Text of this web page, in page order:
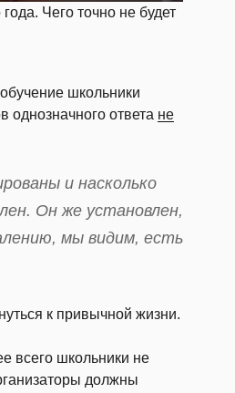
Чего точно не будет
школьники
однозначного ответа не
и насколько
Он же установлен,
мы видим, есть
к привычной жизни.
всего школьники не
должны